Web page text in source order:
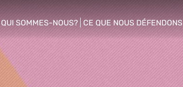
QUI SOMMES-NOUS?
show/hide sub menu
CE QUE NOUS DÉFENDONS
show/hide sub menu